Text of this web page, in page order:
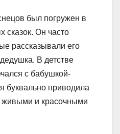
был погружен в
сказок. Он часто
рассказывали его
В детстве
с бабушкой-
буквально приводила
живыми и красочными